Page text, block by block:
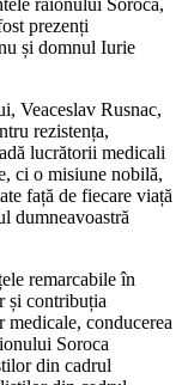
raionului Soroca,
prezenți
și domnul Iurie
Veaceslav Rusnac,
rezistența,
lucrătorii medicali
ci o misiune nobilă,
față de fiecare viață
dumneavoastră
remarcabile în
și contribuția
conducerea
Soroca
din cadrul